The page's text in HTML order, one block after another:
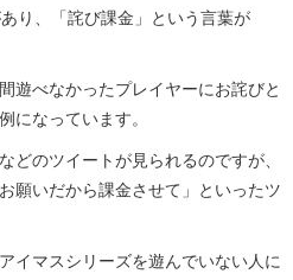
り、「詫び課金」という言葉が
遊べなかったプレイヤーにお詫びと
になっています。
のツイートが見られるのですが、
願いだから課金させて」といったツ
マスシリーズを遊んでいない人に